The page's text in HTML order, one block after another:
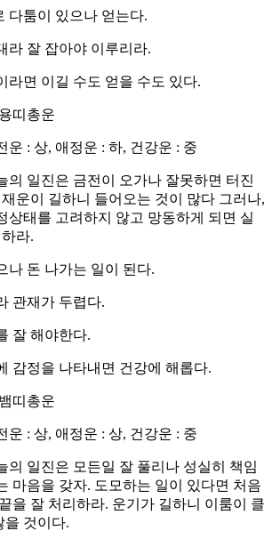
다툼이 있으나 얻는다.
라 잘 잡아야 이루리라.
라면 이길 수도 얻을 수도 있다.
띠총운
운 : 상, 애정운 : 하, 건강운 : 중
의 일진은 금전이 오가나 잘못하면 터진
재운이 길하니 들어오는 것이 많다 그러나,
상태를 고려하지 않고 망동하게 되면 실
라.
나 돈 나가는 일이 된다.
관재가 두렵다.
잘 해야한다.
감정을 나타내면 건강에 해롭다.
띠총운
운 : 상, 애정운 : 상, 건강운 : 중
의 일진은 모든일 잘 풀리나 성실히 책임
마음을 갖자. 도모하는 일이 있다면 처음
을 잘 처리하라. 운기가 길하니 이룸이 클
을 것이다.